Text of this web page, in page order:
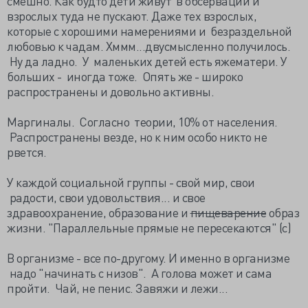
взрослых туда не пускают. Даже тех взрослых,
которые с хорошими намерениями и безраздельной
любовью к чадам. Хммм...двусмысленно получилось.
Ну да ладно. У маленьких детей есть яжематери. У
больших - иногда тоже. Опять же - широко
распространены и довольно активны.
Маргиналы. Согласно теории, 10% от населения.
Распространены везде, но к ним особо никто не
рвется.
У каждой социальной группы - свой мир, свои
радости, свои удовольствия... и свое
здравоохранение, образование ипищеварениеобраз
жизни. "Параллельные прямые не пересекаются" (с)
В организме - все по-другому. И именно в организме
надо "начинать с низов". А голова может и сама
пройти. Чай, не пенис. Завяжи и лежи...